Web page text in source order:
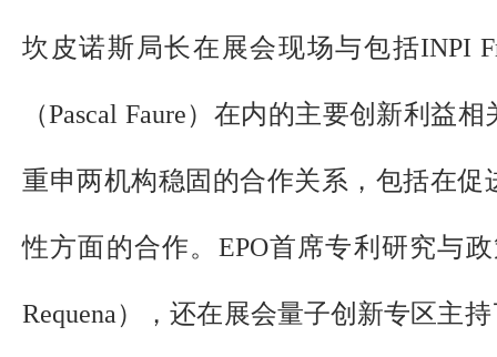
坎皮诺斯局长在展会现场与包括INPI
（Pascal Faure）在内的主要创新利益
重申两机构稳固的合作关系，包括在促
性方面的合作。EPO首席专利研究与
Requena），还在展会量子创新专区主